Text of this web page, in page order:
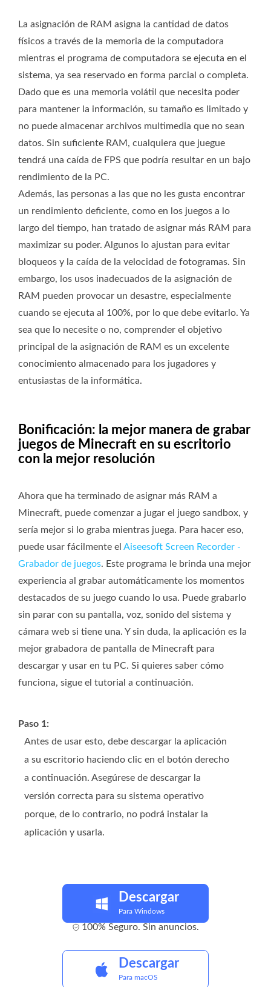
La asignación de RAM asigna la cantidad de datos
físicos a través de la memoria de la computadora
mientras el programa de computadora se ejecuta en el
sistema, ya sea reservado en forma parcial o completa.
Dado que es una memoria volátil que necesita poder
para mantener la información, su tamaño es limitado y
no puede almacenar archivos multimedia que no sean
datos. Sin suficiente RAM, cualquiera que juegue
tendrá una caída de FPS que podría resultar en un bajo
rendimiento de la PC.
Además, las personas a las que no les gusta encontrar
un rendimiento deficiente, como en los juegos a lo
largo del tiempo, han tratado de asignar más RAM para
maximizar su poder. Algunos lo ajustan para evitar
bloqueos y la caída de la velocidad de fotogramas. Sin
embargo, los usos inadecuados de la asignación de
RAM pueden provocar un desastre, especialmente
cuando se ejecuta al 100%, por lo que debe evitarlo. Ya
sea que lo necesite o no, comprender el objetivo
principal de la asignación de RAM es un excelente
conocimiento almacenado para los jugadores y
entusiastas de la informática.
Bonificación: la mejor manera de grabar
juegos de Minecraft en su escritorio
con la mejor resolución
Ahora que ha terminado de asignar más RAM a
Minecraft, puede comenzar a jugar el juego sandbox, y
sería mejor si lo graba mientras juega. Para hacer eso,
puede usar fácilmente el Aiseesoft Screen Recorder -
Grabador de juegos. Este programa le brinda una mejor
experiencia al grabar automáticamente los momentos
destacados de su juego cuando lo usa. Puede grabarlo
sin parar con su pantalla, voz, sonido del sistema y
cámara web si tiene una. Y sin duda, la aplicación es la
mejor grabadora de pantalla de Minecraft para
descargar y usar en tu PC. Si quieres saber cómo
funciona, sigue el tutorial a continuación.
Paso 1:
Antes de usar esto, debe descargar la aplicación
a su escritorio haciendo clic en el botón derecho
a continuación. Asegúrese de descargar la
versión correcta para su sistema operativo
porque, de lo contrario, no podrá instalar la
aplicación y usarla.
Descargar
Para Windows
100% Seguro. Sin anuncios.
Descargar
Para macOS